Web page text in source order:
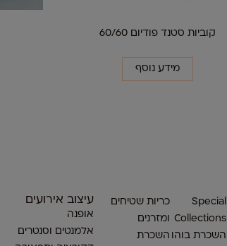
קוביות סטנד פודיום 60/60
מידע נוסף
Special
Collections
השכרת בוהו
כריות שטיחים
ומזרנים
השכרת
עיצוב אירועים
אופנה
אלמנטים וסנטרים